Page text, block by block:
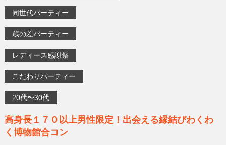
同世代パーティー
歳の差パーティー
レディース感謝祭
こだわりパーティー
20代〜30代
高身長１７０以上男性限定！出会える縁結びわくわ
く博物館合コン